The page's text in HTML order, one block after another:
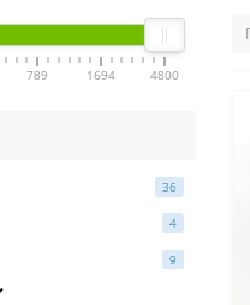
789 1694 4800
36
4
9